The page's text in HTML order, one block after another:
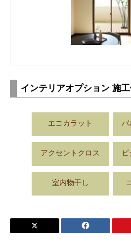
インテリアオプション 施工
エコカラット バ
アクセントクロス
室内物干し